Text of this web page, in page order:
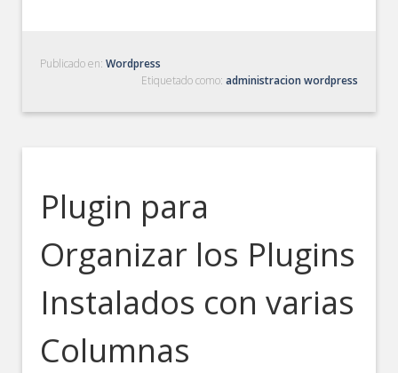
Publicado en:Wordpress
Etiquetado como: administracion wordpress
Plugin para
Organizar los Plugins
Instalados con varias
Columnas